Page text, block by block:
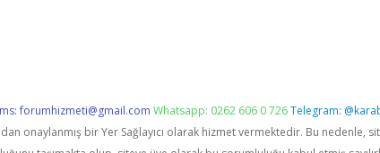
forumhizmeti@gmail.com Whatsapp: 0262 606 0 726Telegram:
onaylanmış bir Yer Sağlayıcı olarak hizmet vermektedir. Bu